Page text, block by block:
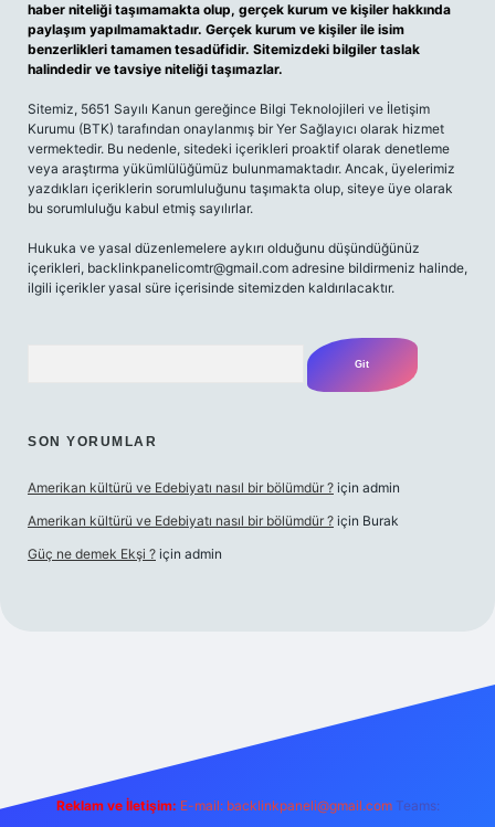
haber niteliği taşımamakta olup, gerçek kurum ve kişiler hakkında
paylaşım yapılmamaktadır. Gerçek kurum ve kişiler ile isim
benzerlikleri tamamen tesadüfidir. Sitemizdeki bilgiler taslak
halindedir ve tavsiye niteliği taşımazlar.
Sitemiz, 5651 Sayılı Kanun gereğince Bilgi Teknolojileri ve İletişim
Kurumu (BTK) tarafından onaylanmış bir Yer Sağlayıcı olarak hizmet
vermektedir. Bu nedenle, sitedeki içerikleri proaktif olarak denetleme
veya araştırma yükümlülüğümüz bulunmamaktadır. Ancak, üyelerimiz
yazdıkları içeriklerin sorumluluğunu taşımakta olup, siteye üye olarak
bu sorumluluğu kabul etmiş sayılırlar.
Hukuka ve yasal düzenlemelere aykırı olduğunu düşündüğünüz
içerikleri, backlinkpanelicomtr@gmail.com adresine bildirmeniz halinde,
ilgili içerikler yasal süre içerisinde sitemizden kaldırılacaktır.
SON YORUMLAR
Amerikan kültürü ve Edebiyatı nasıl bir bölümdür ? için admin
Amerikan kültürü ve Edebiyatı nasıl bir bölümdür ? için Burak
Güç ne demek Ekşi ? için admin
Reklam ve İletişim: E-mail: backlinkpaneli@gmail.com Teams: